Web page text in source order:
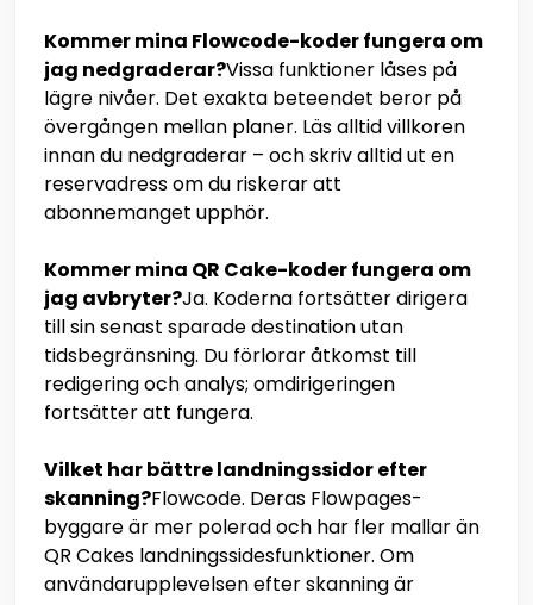
Kommer mina Flowcode-koder fungera om
jag nedgraderar?Vissa funktioner låses på
lägre nivåer. Det exakta beteendet beror på
övergången mellan planer. Läs alltid villkoren
innan du nedgraderar – och skriv alltid ut en
reservadress om du riskerar att
abonnemanget upphör.
Kommer mina QR Cake-koder fungera om
jag avbryter?Ja. Koderna fortsätter dirigera
till sin senast sparade destination utan
tidsbegränsning. Du förlorar åtkomst till
redigering och analys; omdirigeringen
fortsätter att fungera.
Vilket har bättre landningssidor efter
skanning?Flowcode. Deras Flowpages-
byggare är mer polerad och har fler mallar än
QR Cakes landningssidesfunktioner. Om
användarupplevelsen efter skanning är